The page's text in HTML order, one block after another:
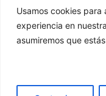
Usamos cookies
experiencia en
asumiremos que
Purchase order
aerospace